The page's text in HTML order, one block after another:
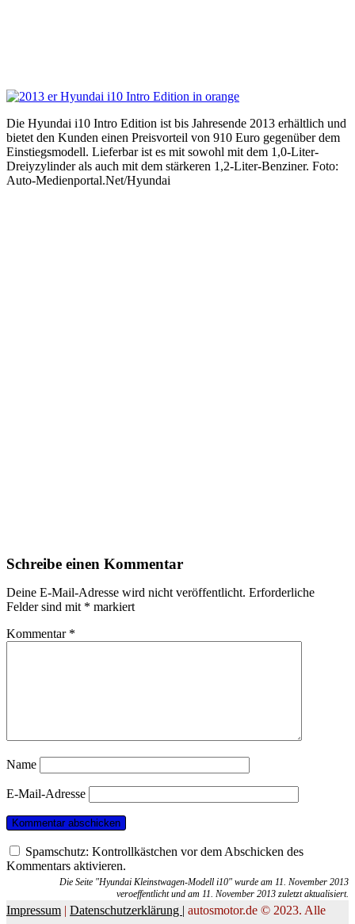
Die Hyundai i10 Intro Edition ist bis Jahresende 2013 erhältlich und
bietet den Kunden einen Preisvorteil von 910 Euro gegenüber dem
Einstiegsmodell. Lieferbar ist es mit sowohl mit dem 1,0-Liter-
Dreiyzylinder als auch mit dem stärkeren 1,2-Liter-Benziner. Foto:
Auto-Medienportal.Net/Hyundai
Schreibe einen Kommentar
Deine E-Mail-Adresse wird nicht veröffentlicht. Erforderliche
Felder sind mit * markiert
Kommentar *
Name
E-Mail-Adresse
Spamschutz: Kontrollkästchen vor dem Abschicken des
Kommentars aktivieren.
Die Seite "Hyundai Kleinstwagen-Modell i10" wurde am 11. November 2013
veroeffentlicht und am 11. November 2013 zuletzt aktualisiert.
Impressum | Datenschutzerklärung | autosmotor.de © 2023. Alle